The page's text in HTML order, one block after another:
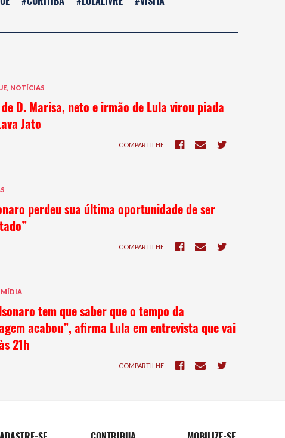
, NOTÍCIAS
D. Marisa, neto e irmão de Lula virou piada
Jato
COMPARTILHE
perdeu sua última oportunidade de ser
COMPARTILHE
MÍDIA
tem que saber que o tempo da
acabou”, afirma Lula em entrevista que vai
21h
COMPARTILHE